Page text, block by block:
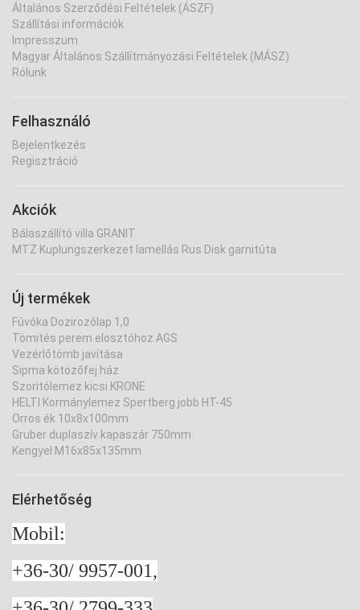
Általános Szerződési Feltételek (ÁSZF)
Szállítási információk
Impresszum
Magyar Általános Szállítmányozási Feltételek (MÁSZ)
Rólunk
Felhasználó
Bejelentkezés
Regisztráció
Akciók
Bálaszállító villa GRANIT
MTZ Kuplungszerkezet lamellás Rus Disk garnitúta
Új termékek
Fúvóka Dozirozólap 1,0
Tömités perem elosztóhoz AGS
Vezérlőtömb javítása
Sipma kötözőfej ház
Szoritólemez kicsi KRONE
HELTI Kormánylemez Spertberg jobb HT-45
Orros ék 10x8x100mm
Gruber duplaszív kapaszár 750mm
Kengyel M16x85x135mm
Elérhetőség
Mobil:
+36-30/ 9957-001,